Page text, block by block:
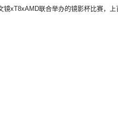
xT8xAMD联合举办的镜影杯比赛，